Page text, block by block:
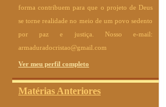
forma contribuem para que o projeto de Deus
se torne realidade no meio de um povo sedento
por paz e justiça. Nosso e-mail:
armaduradocristao@gmail.com
Ver meu perfil completo
Matérias Anteriores